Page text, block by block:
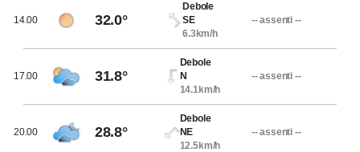
14.00 32.0°
Debole
SE
6.3km/h
-- assenti --
17.00 31.8°
Debole
N
14.1km/h
-- assenti --
20.00 28.8°
Debole
NE
12.5km/h
-- assenti --